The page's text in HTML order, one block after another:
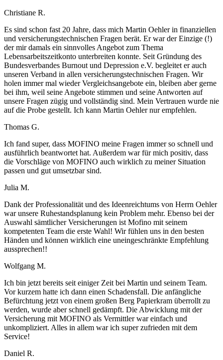
Christiane R.
Es sind schon fast 20 Jahre, dass mich Martin Oehler in finanziellen
und versicherungstechnischen Fragen berät. Er war der Einzige (!)
der mir damals ein sinnvolles Angebot zum Thema
Lebensarbeitszeitkonto unterbreiten konnte. Seit Gründung des
Bundesverbandes Burnout und Depression e.V. begleitet er auch
unseren Verband in allen versicherungstechnischen Fragen. Wir
holen immer mal wieder Vergleichsangebote ein, bleiben aber gerne
bei ihm, weil seine Angebote stimmen und seine Antworten auf
unsere Fragen zügig und vollständig sind. Mein Vertrauen wurde nie
auf die Probe gestellt. Ich kann Martin Oehler nur empfehlen.
Thomas G.
Ich fand super, dass MOFINO meine Fragen immer so schnell und
ausführlich beantwortet hat. Außerdem war für mich positiv, dass
die Vorschläge von MOFINO auch wirklich zu meiner Situation
passen und gut umsetzbar sind.
Julia M.
Dank der Professionalität und des Ideenreichtums von Herrn Oehler
war unsere Ruhestandsplanung kein Problem mehr. Ebenso bei der
Auswahl sämtlicher Versicherungen ist Mofino mit seinem
kompetenten Team die erste Wahl! Wir fühlen uns in den besten
Händen und können wirklich eine uneingeschränkte Empfehlung
aussprechen!!
Wolfgang M.
Ich bin jetzt bereits seit einiger Zeit bei Martin und seinem Team.
Vor kurzem hatte ich dann einen Schadensfall. Die anfängliche
Befürchtung jetzt von einem großen Berg Papierkram überrollt zu
werden, wurde aber schnell gedämpft. Die Abwicklung mit der
Versicherung mit MOFINO als Vermittler war einfach und
unkompliziert. Alles in allem war ich super zufrieden mit dem
Service!
Daniel R.